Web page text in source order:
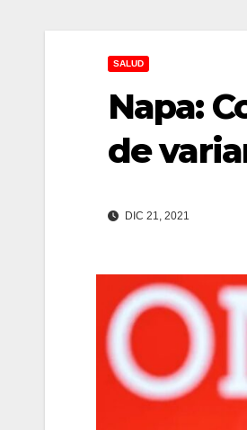
SALUD
Napa:
de
DIC 21, 2021